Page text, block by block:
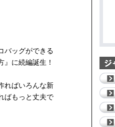
バッグができる
』に続編誕生！
ればいろんな新
ばもっと丈夫で